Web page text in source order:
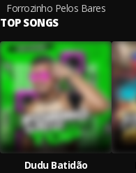
Forrozinho Pelos Bares
TOP SONGS
Dudu Batidão